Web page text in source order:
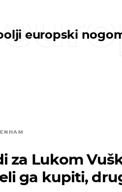
europski
za Lukom
ga kupiti,